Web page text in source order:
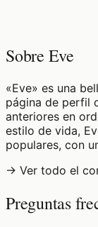
Sobre Eve
«Eve» es una
página de perfil
anteriores en
estilo de vida,
populares, con
→ Ver todo el
Preguntas